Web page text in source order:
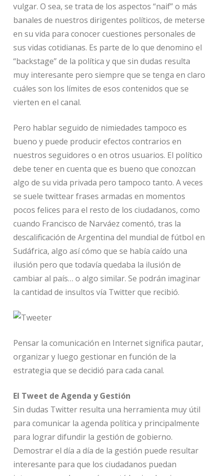
vulgar. O sea, se trata de los aspectos “naif” o más
banales de nuestros dirigentes políticos, de meterse
en su vida para conocer cuestiones personales de
sus vidas cotidianas. Es parte de lo que denomino el
“backstage” de la política y que sin dudas resulta
muy interesante pero siempre que se tenga en claro
cuáles son los límites de esos contenidos que se
vierten en el canal.
Pero hablar seguido de nimiedades tampoco es
bueno y puede producir efectos contrarios en
nuestros seguidores o en otros usuarios. El político
debe tener en cuenta que es bueno que conozcan
algo de su vida privada pero tampoco tanto. A veces
se suele twittear frases armadas en momentos
pocos felices para el resto de los ciudadanos, como
cuando Francisco de Narváez comentó, tras la
descalificación de Argentina del mundial de fútbol en
Sudáfrica, algo así cómo que se había caído una
ilusión pero que todavía quedaba la ilusión de
cambiar al país… o algo similar. Se podrán imaginar
la cantidad de insultos vía Twitter que recibió.
Pensar la comunicación en Internet significa pautar,
organizar y luego gestionar en función de la
estrategia que se decidió para cada canal.
El Tweet de Agenda y Gestión
Sin dudas Twitter resulta una herramienta muy útil
para comunicar la agenda política y principalmente
para lograr difundir la gestión de gobierno.
Demostrar el día a día de la gestión puede resultar
interesante para que los ciudadanos puedan